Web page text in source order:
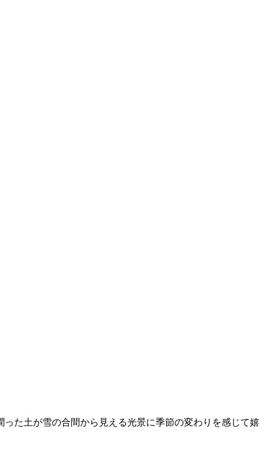
た土が雪の合間から見える光景に季節の変わりを感じて嬉